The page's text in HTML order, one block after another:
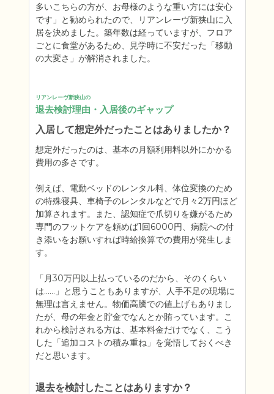
多いこちらの方が、お母様のような重い方には安心
です」と勧められたので、リアンレーヴ新狭山に入
居を決めました。築年数は経っていますが、フロア
ごとに食堂があるため、見学時に不安だった「移動
の大変さ」が解消されました。
リアンレーヴ新狭山の
退去検討理由・入居後のギャップ
入居して想定外だったことはありましたか？
想定外だったのは、基本の月額利用料以外にかかる
費用の多さです。
例えば、電動ベッドのレンタル料、体位変換のため
の特殊寝具、車椅子のレンタルなどで月々2万円ほど
加算されます。また、認知症で爪切りを嫌がるため
専門のフットケアを頼めば1回6000円、病院への付
き添いをお願いすれば時給換算での費用が発生しま
す。
「月30万円以上払っているのだから、そのくらい
は……」と思うこともありますが、人手不足の現場に
無理は言えません。物価高騰での値上げもありまし
たが、母の年金と貯金でなんとか賄っています。こ
れから検討される方は、基本料金だけでなく、こう
した「追加コストの積み重ね」を覚悟しておくべき
だと思います。
退去を検討したことはありますか？